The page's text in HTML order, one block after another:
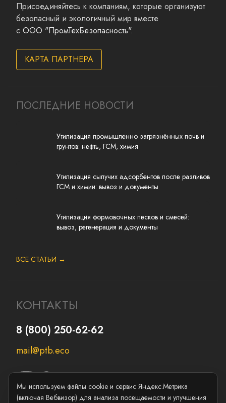
Присоединяйтесь к компаниям, которые организуют
безопасный и экологичный мир вместе
с ООО "ПромТехБезопасность".
КАРТА ПАРТНЕРА
ПОСЛЕДНИЕ НОВОСТИ
Утилизация промышленно загрязнённых почв и
грунтов: нефть, ГСМ, химия
Утилизация сыпучих адсорбентов после разливов
ГСМ и химии: вывоз и документы
Утилизация формовочных песков и смесей:
вывоз, регенерация и документы
ВСЕ СТАТЬИ →
КОНТАКТЫ
8 (800) 250-62-62
mail@ptb.eco
Мы используем файлы cookie и сервис Яндекс.Метрика
(включая Вебвизор) для анализа посещаемости и улучшения